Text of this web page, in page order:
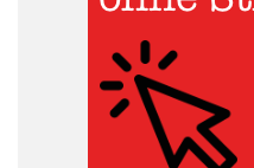
Werte und die Sicherung
sich ständig
Quelle: Marco Eeman,